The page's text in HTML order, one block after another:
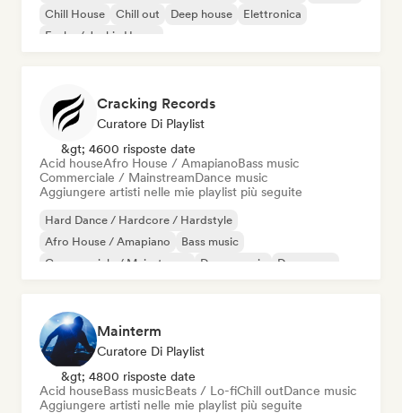
Chill House
Chill out Deep house
Elettronica
Funky / Jackin House
Cracking Records
Curatore Di Playlist
&gt; 4600 risposte date
Acid houseAfro House / AmapianoBass music
Commerciale / MainstreamDance music
Aggiungere artisti nelle mie playlist più seguite
Hard Dance / Hardcore / Hardstyle
Afro House / Amapiano
Bass music
Commerciale / Mainstream
Dance music
Danza pop
Mainterm
Curatore Di Playlist
&gt; 4800 risposte date
Acid houseBass musicBeats / Lo-fiChill outDance music
Aggiungere artisti nelle mie playlist più seguite